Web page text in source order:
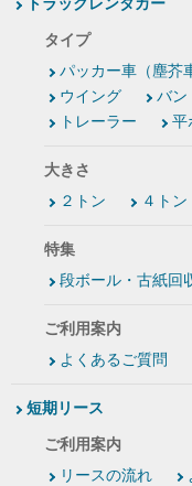
タイプ
パッカー車（塵芥
ウイング
バン
トレーラー
平
大きさ
２トン
４トン
特集
段ボール・古紙回
ご利用案内
よくあるご質問
短期リース
ご利用案内
リースの流れ